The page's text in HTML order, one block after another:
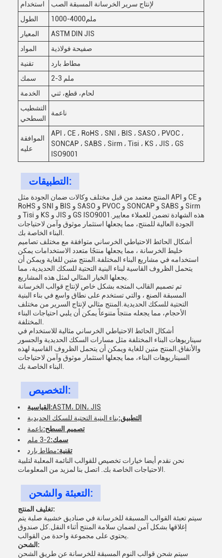
استخدام
لإنتاج سرير الخرسانة المسبقة الصب
الطول
1000-4000ملم
المعيار
ASTM DIN JIS
المواد
صفيحة فولاذية
تقنية
مطاط بارد
سمك
2-3 ملم
الخدمة
لحام، قطع، ثني
التشطيب
السطحي
ناعمة
الموافقة
عليه
API ، CE ، RoHS ، SNI ، BIS ، SASO ، PVOC ،
SONCAP ، SABS ، Sirm ، Tisi ، KS ، JIS ، GS
ISO9001
التطبيقات:
المنتج معتمد من قبل مختلف وكالات ضمان الجودة مثل API و CE و
RoHS و SNI و BIS و SASO و PVOC و SONCAP و SABS و Sirm
و Tisi و KS و JIS و GS ISO9001.هذه الشهادة تضمن للعملاء معايير
الجودة العالية للمنتج، مما يجعلها استثمار موثوق وآمن لاحتياجات
أشكال الحائط الاحتياطي الخرساني متوافقة مع مختلف تصاميم
خليط الخرسانة ، مما يجعلها منتجًا متعدد الاستخدامات يمكن
استخدامه في مشاريع البناء المختلفة.المنتج متين للغاية ويمكن أن
يتحمل الظروف القاسية لبناء البنية التحتية للسكك الحديدية، مما
تم تصميم القالب المتجه بشكل خاص لإنتاج قوالب الخرسانة
المسبقة الصنع ، والتي تستخدم على نطاق واسع في بناء البنية
التحتية للسكك الحديدية.المنتج مثالي لإنتاج السرير من مختلف
الأحجام، مما يجعله منتجاً متنوعاً يمكن أن يلبي احتياجات البناء
أشكال الحائط الاحتياطي الخرساني مثالية للاستخدام في
سيناريوهات البناء المختلفة مثل مسارات السكك الحديدية والجسور
والأنفاق.المنتج متين للغاية ويمكن أن يتحمل الظروف القاسية لهذه
السيناريوهات البناء، مما يجعلها استثمار موثوق وآمن لاحتياجات
التخصيص:
القياسية:ASTM، DIN، JIS
التطبيق:بناء البنية التحتية للسكك الحديدية
تصميم السطح:ناعمة
سمك:2-3 ملم
تقنية:مطاط بارد
نحن نقدم أيضا خيارات تخصيص للقوالب النائمة المعلبة لتلبية
التعبئة والشحن:
تغليف المنتج:
سيتم تعبئة القوالب المسبقة للخرسانة في صناديق خشبية صلبة يتم
إغلاقها بشكل آمن لضمان سلامة المنتج أثناء النقل.كل صندوق
الشحن:
سيتم شحن قوالب النوم المسبقة للخرسانة عن طريق الشحن